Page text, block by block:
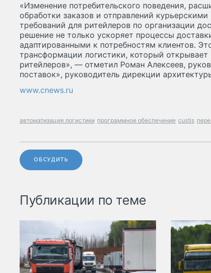
«Изменение потребительского поведения,
обработки заказов и отправлений
требований для ритейлеров по организации
решение не только ускоряет процессы
адаптированными к потребностям клиентов.
трансформации логистики, который
ритейлеров», — отметил Роман Алексеев,
поставок», руководитель дирекции
www.cnews.ru
автоматизация логистики программное обеспечение custis
ОБСУДИТЬ
Публикации по теме